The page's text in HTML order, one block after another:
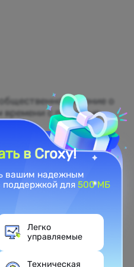
мнение о
времени с помощью
и превращайте
в Croxy!
вашим надежным
поддержкой для500 МБ
Легко
управляемые
Техническая